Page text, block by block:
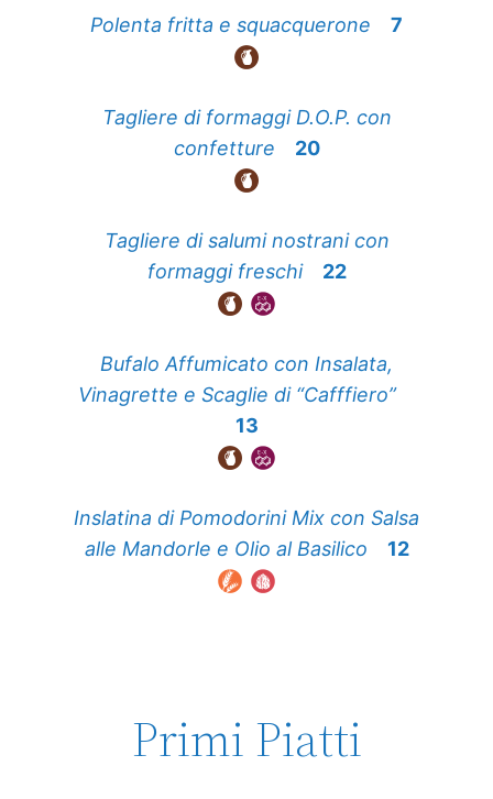
Polenta fritta e squacquerone 7
Tagliere di formaggi D.O.P. con
confetture
20
Tagliere di salumi nostrani con
formaggi freschi
22
Bufalo Affumicato con Insalata,
Vinagrette e Scaglie di “Cafffiero”
13
Inslatina di Pomodorini Mix con Salsa
alle Mandorle e Olio al Basilico
12
Primi Piatti